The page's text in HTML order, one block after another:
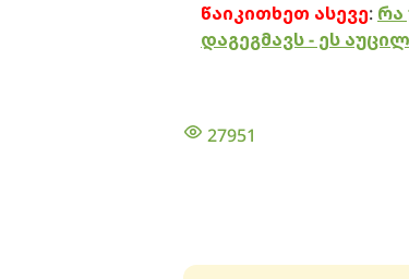
წაიკითხეთ ასევე: რა
დაგეგმავს - ეს
27951